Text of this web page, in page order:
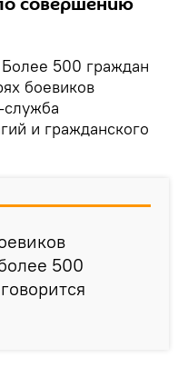
Более 500 граждан
боевиков
и гражданского
500